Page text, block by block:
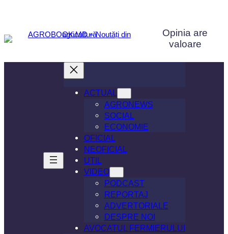
conținut
Opinia are
valoare
ACTUAL
AGRONEWS
SOCIAL
ECONOMIE
OFICIAL
NEOFICIAL
UTIL
VIDEO
PODCAST
REPORTAJ
ADVERTORIALE
DESPRE NOI
AVOCATUL FERMIERULUI